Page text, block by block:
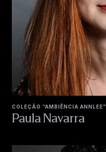
COLEÇÃO “AMBIÊNCIA ANNLEE”
Paula Navarra